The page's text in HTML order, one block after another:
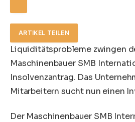
ARTIKEL TEILEN
Liquiditätsprobleme zwingen
Maschinenbauer SMB
Insolvenzantrag. Das
Mitarbeitern sucht nun einen
Der Maschinenbauer SMB